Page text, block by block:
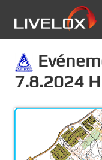
7.8.2024